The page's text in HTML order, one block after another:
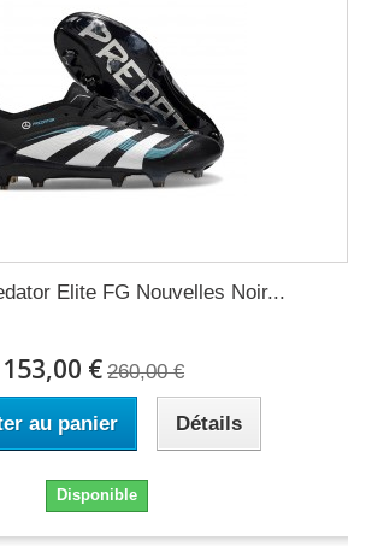
Elite FG Nouvelles Noir...
153,00 € 260,00 €
au panier Détails
Disponible